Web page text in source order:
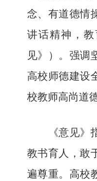
念、有道德情
讲话精神，
见》）。强调
高校师德建设
校教师高尚道
《意见
教书育人，敢
遍尊重。高校